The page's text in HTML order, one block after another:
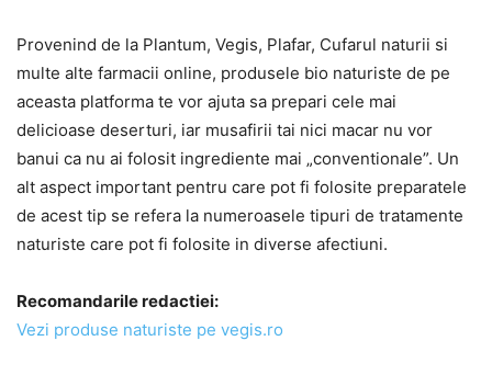
Provenind de la Plantum, Vegis, Plafar, Cufarul naturii si
multe alte farmacii online, produsele bio naturiste de pe
aceasta platforma te vor ajuta sa prepari cele mai
delicioase deserturi, iar musafirii tai nici macar nu vor
banui ca nu ai folosit ingrediente mai „conventionale”. Un
alt aspect important pentru care pot fi folosite preparatele
de acest tip se refera la numeroasele tipuri de tratamente
naturiste care pot fi folosite in diverse afectiuni.
Recomandarile redactiei:
Vezi produse naturiste pe vegis.ro